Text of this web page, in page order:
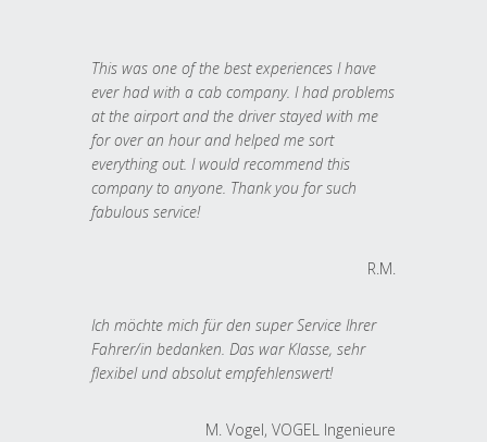
This was one of the best experiences I have
ever had with a cab company. I had problems
at the airport and the driver stayed with me
for over an hour and helped me sort
everything out. I would recommend this
company to anyone. Thank you for such
fabulous service!
R.M.
Ich möchte mich für den super Service Ihrer
Fahrer/in bedanken. Das war Klasse, sehr
flexibel und absolut empfehlenswert!
M. Vogel, VOGEL Ingenieure